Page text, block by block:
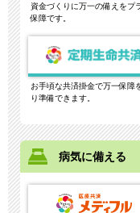
資金づくりに万一の備えをプ
保障です。
お手頃な共済掛金で万一保障
り準備できます。
病気に備える